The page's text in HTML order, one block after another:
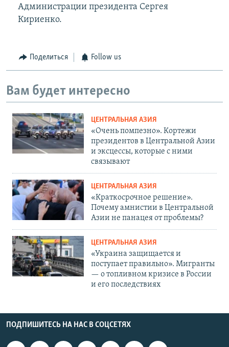
Администрации президента Сергея
Кириенко.
Поделиться Follow us
Вам будет интересно
ЦЕНТРАЛЬНАЯ АЗИЯ
«Очень помпезно». Кортежи
президентов в Центральной Азии
и эксцессы, которые с ними
связывают
ЦЕНТРАЛЬНАЯ АЗИЯ
«Краткосрочное решение».
Почему амнистии в Центральной
Азии не панацея от проблемы?
ЦЕНТРАЛЬНАЯ АЗИЯ
«Украина защищается и
поступает правильно». Мигранты
— о топливном кризисе в России
и его последствиях
ПОДПИШИТЕСЬ НА НАС В СОЦСЕТЯХ